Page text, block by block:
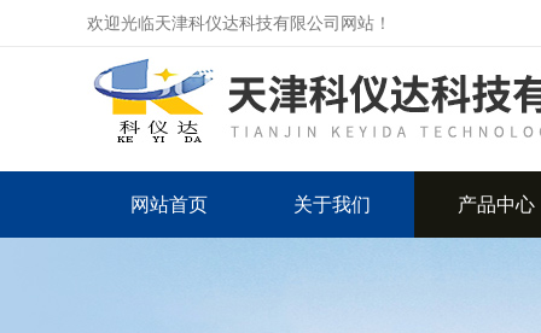
欢迎光临天津科仪达科技有限公司网站！
网站首页 关于我们 产品中心